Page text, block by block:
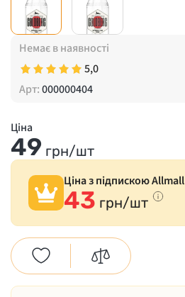
Немає в наявності
5,0
Арт:000000404
Ціна
49 грн/шт
Ціна з підпискою Allmall
43 грн/шт